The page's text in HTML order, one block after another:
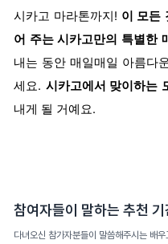
시카고 마라톤까지! 이 모든
어 주는 시카고만의 특별한
내는 동안 매일매일 아름다
세요. 시카고에서 맞이하는
내게 될 거예요.
참여자들이 말하는 추천 기
다녀오신 참가자분들이 말씀해주시는 배